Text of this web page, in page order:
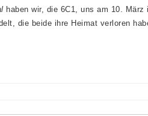
haben wir, die 6C1, uns am 10. März
die beide ihre Heimat verloren